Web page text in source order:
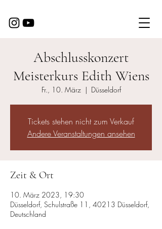
Abschlusskonzert
Meisterkurs Edith Wiens
Fr., 10. März
  |
Düsseldorf
Tickets stehen nicht zum Verkauf
Andere Veranstaltungen ansehen
Zeit & Ort
10. März 2023, 19:30
Düsseldorf, Schulstraße 11, 40213 Düsseldorf,
Deutschland